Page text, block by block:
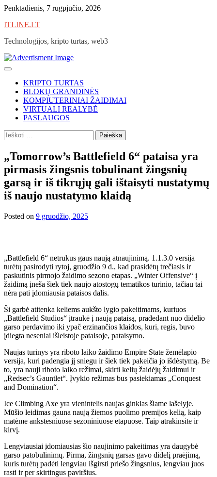
Skip
content
Penktadienis, 7 rugpjūčio, 2026
ITLINE.LT
Technologijos, kripto turtas, web3
KRIPTO TURTAS
BLOKŲ GRANDINĖS
KOMPIUTERINIAI ŽAIDIMAI
VIRTUALI REALYBĖ
PASLAUGOS
Ieškoti:
„Tomorrow’s Battlefield 6“ pataisa yra
pirmasis žingsnis tobulinant žingsnių
garsą ir iš tikrųjų gali ištaisyti nustatymų
iš naujo nustatymo klaidą
Posted on 9 gruodžio, 2025
„Battlefield 6“ netrukus gaus naują atnaujinimą. 1.1.3.0 versija
turėtų pasirodyti rytoj, gruodžio 9 d., kad prasidėtų trečiasis ir
paskutinis pirmojo žaidimo sezono etapas. „Winter Offensive“ į
žaidimą įneša šiek tiek naujo atostogų tematikos turinio, tačiau tai
nėra pati įdomiausia pataisos dalis.
Ši garbė atitenka keliems aukšto lygio pakeitimams, kuriuos
„Battlefield Studios“ įtraukė į naują pataisą, pradedant nuo didelio
garso perdavimo iki ypač erzinančios klaidos, kuri, regis, buvo
įdiegta neseniai išleistoje pataisoje, pataisymo.
Naujas turinys yra riboto laiko žaidimo Empire State žemėlapio
versija, kuri padengia jį sniegu ir šiek tiek pakeičia jo išdėstymą. Be
to, yra nauji riboto laiko režimai, skirti kelių žaidėjų žaidimui ir
„Redsec’s Gauntlet“. Įvykio režimas bus pasiekiamas „Conquest
and Domination“.
Ice Climbing Axe yra vienintelis naujas ginklas šiame lašelyje.
Mūšio leidimas gauna naują žiemos puolimo premijos kelią, kaip
matėme ankstesniuose sezoniniuose etapuose. Taip atrakinsite ir
kirvį.
Lengviausiai įdomiausias šio naujinimo pakeitimas yra daugybė
garso patobulinimų. Pirma, žingsnių garsas gavo didelį praėjimą,
kuris turėtų padėti lengviau išgirsti priešo žingsnius, lengviau juos
rasti ir per skirtingus paviršius.